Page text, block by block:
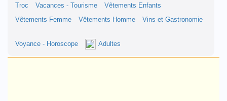
Troc
Vacances - Tourisme
Vêtements Enfants
Vêtements Femme
Vêtements Homme Vins et Gastronomie
Voyance - Horoscope Adultes